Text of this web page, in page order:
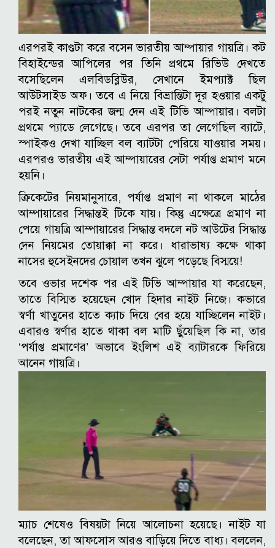
এরপরই কাণ্ডটা করে বসেন ভারতীয় আম্পায়ার গায়ত্রি। কট
বিহাইন্ডের আপিলের পর তিনি প্রথমে রিভিউ দেখতে
বসেছিলেন এলবিডব্লিউর, সেখানে ইমপ্যাক্ট ছিল
আউটসাইড অফ। তবে এ নিয়ে বিভ্রান্তিটা দূর হওয়ার একটু
পরই নতুন নাটকের জন্ম দেন এই টিভি আম্পায়ার। বলটা
প্রথমে প্যাডে লেগেছে। তবে এরপর তা লেগেছিল ব্যাটে,
স্পাইকও দেখা যাচ্ছিল বল ব্যাটটা পেরিয়ে যাওয়ার সময়।
এরপরও ভারতীয় এই আম্পায়ারের সেটা পর্যাপ্ত প্রমাণ মনে
হয়নি।
ক্রিকেটের নিয়মানুসারে, পর্যাপ্ত প্রমাণ না থাকলে মাঠের
আম্পায়ারের সিদ্ধান্তই টিকে যায়। কিন্তু এক্ষেত্রে প্রমাণ না
পেয়ে গায়ত্রি আম্পায়ারের সিদ্ধান্ত বদলে নট আউটের সিদ্ধান্ত
দেন নিয়মের তোয়াক্কা না করে। ধারাভাষ্য কক্ষে থাকা
নাসের হুসেইনদের চোয়াল তখন ঝুলে পড়েছে বিস্ময়ে!
তবে ওভার দশেক পর এই টিভি আম্পায়ার যা করেছেন,
তাতে বিস্মিত হয়েছেন খোদ হিদার নাইট নিজে। কভারে
স্বর্ণা খাতুনের হাতে ক্যাচ দিয়ে বের হয়ে যাচ্ছিলেন নাইট।
এবারও স্বর্ণার হাতে থাকা বল মাটি ছুঁয়েছিল কি না, তার
‘পর্যাপ্ত প্রমাণের’ অভাবে ইংলিশ এই ব্যাটারকে ফিরিয়ে
আনেন গায়ত্রি।
ম্যাচ শেষেও বিষয়টা নিয়ে আলোচনা হয়েছে। নাইট যা
বলেছেন, তা আফসোস আরও বাড়িয়ে দিতে বাধ্য। বললেন,